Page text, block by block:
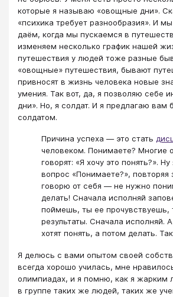
которые я называю «овощные дни».
«психика требует разнообразия». И
даём, когда мы пускаемся в
изменяем несколько график нашей
путешествия у людей тоже разные
«овощные» путешествия, бывают
привносят в жизнь человека новые
умения. Так вот, да, я позволяю себе
дни». Но, я солдат. И я предлагаю вам
солдатом.
Причина успеха ― это стать
человеком. Понимаете? Многие
говорят: «Я хочу это понять?».
вопрос «Понимаете?», повторяя
говорю от себя — не нужно
делать! Сначала исполняй
поймешь, ты ее прочувствуешь,
результаты. Сначала исполняй.
хотят понять, а потом делать.
Я делюсь с вами опытом своей
всегда хорошо училась, мне
олимпиадах, и я помню, как я жарким
в группе таких же людей, таких же